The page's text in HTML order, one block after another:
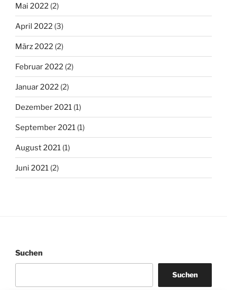
Mai 2022 (2)
April 2022 (3)
März 2022 (2)
Februar 2022 (2)
Januar 2022 (2)
Dezember 2021 (1)
September 2021 (1)
August 2021 (1)
Juni 2021 (2)
Suchen
Suchen